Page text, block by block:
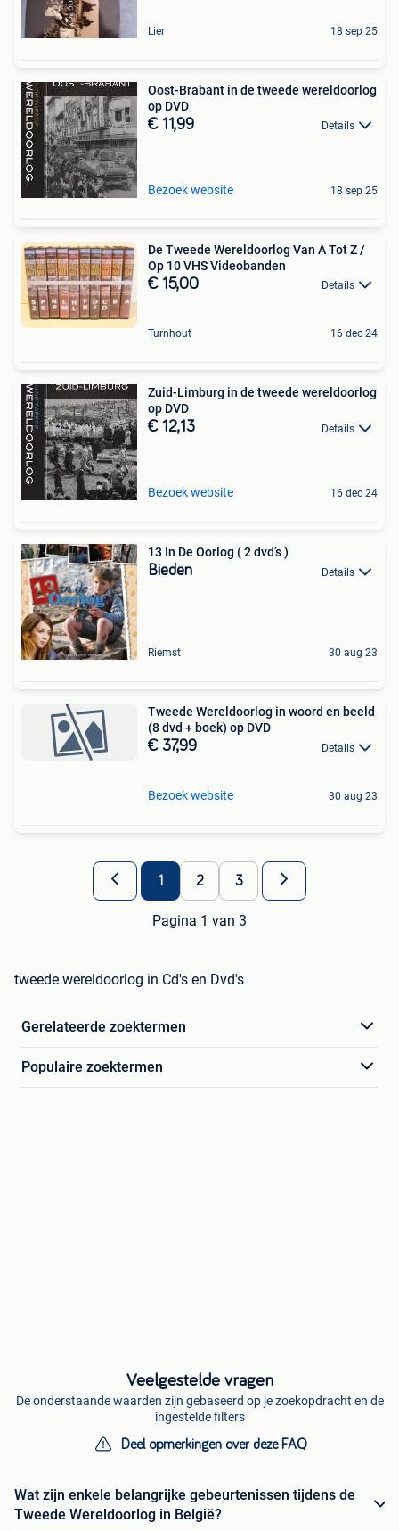
Lier 18 sep 25
Oost-Brabant in de tweede wereldoorlog
op DVD
€ 11,99 Details
Bezoek website 18 sep 25
De Tweede Wereldoorlog Van A Tot Z /
Op 10 VHS Videobanden
€ 15,00 Details
Turnhout 16 dec 24
Zuid-Limburg in de tweede wereldoorlog
op DVD
€ 12,13 Details
Bezoek website 16 dec 24
13 In De Oorlog ( 2 dvd’s )
Bieden Details
Riemst 30 aug 23
Tweede Wereldoorlog in woord en beeld
(8 dvd + boek) op DVD
€ 37,99 Details
Bezoek website 30 aug 23
1 2 3
Pagina 1 van 3
tweede wereldoorlog in Cd's en Dvd's
Gerelateerde zoektermen
Populaire zoektermen
Veelgestelde vragen
De onderstaande waarden zijn gebaseerd op je zoekopdracht en de
ingestelde filters
Deel opmerkingen over deze FAQ
Wat zijn enkele belangrijke gebeurtenissen tijdens de
Tweede Wereldoorlog in België?